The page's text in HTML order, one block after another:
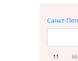
Санкт-
11 66